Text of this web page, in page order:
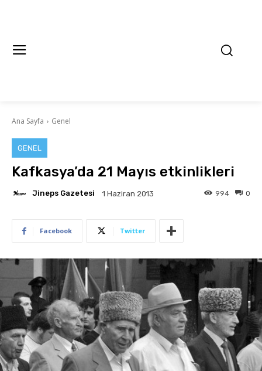
Ana Sayfa Genel
GENEL
Kafkasya’da 21 Mayıs etkinlikleri
Jineps Gazetesi 1 Haziran 2013 0
994
Facebook Twitter